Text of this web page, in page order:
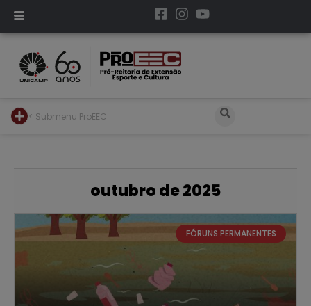
< Submenu ProEEC
outubro de 2025
FÓRUNS PERMANENTES